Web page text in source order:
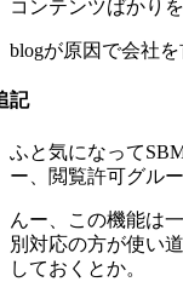
コンテンツばかり
blogが原因で会社
記
ふと気になって
ー、閲覧許可グル
んー、この機能は
別対応の方が使い
しておくとか。